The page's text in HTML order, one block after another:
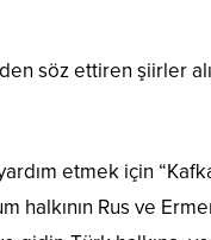
söz ettiren şiirler
etmek için
halkının Rus ve